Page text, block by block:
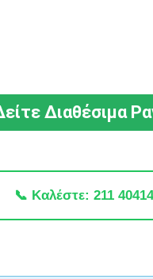
Διαθέσιμα
📞 Καλέστε: 211